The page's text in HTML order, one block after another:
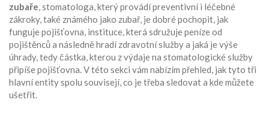
zubaře,stomatologa, který provádí preventivní i léčebné
zákroky, také známého jako zubař, je dobré pochopit, jak
fungujepojišťovna, instituce, která sdružuje peníze od
pojištěnců a následně hradí zdravotní službya jaká jevýše
úhrady, tedy částka, kterou z výdaje na stomatologické služby
připíše pojišťovna. V této sekci vám nabízím přehled, jak tyto tři
hlavní entity spolu souvisejí, co je třeba sledovat a kde můžete
ušetřit.